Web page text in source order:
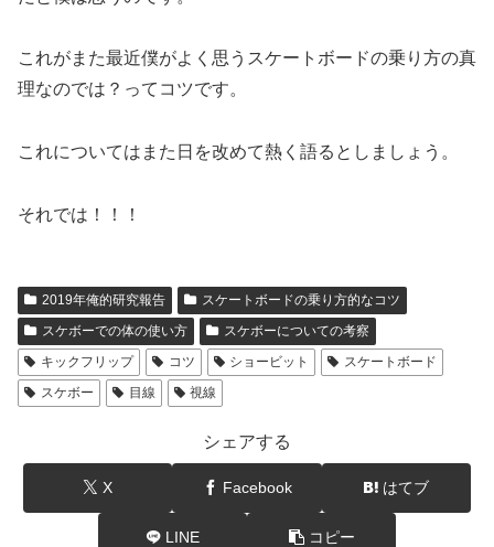
これがまた最近僕がよく思うスケートボードの乗り方の真
理なのでは？ってコツです。
これについてはまた日を改めて熱く語るとしましょう。
それでは！！！
2019年俺的研究報告
スケートボードの乗り方的なコツ
スケボーでの体の使い方
スケボーについての考察
キックフリップ
コツ ショービット
スケートボード
スケボー
目線 視線
シェアする
X Facebook はてブ
LINE コピー